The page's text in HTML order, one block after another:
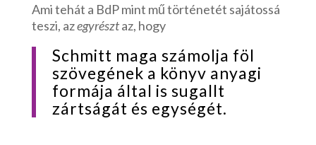
Ami tehát a BdP mint mű történetét sajátossá
teszi, azegyrésztaz, hogy
Schmitt maga számolja föl
szövegének a könyv anyagi
formája által is sugallt
zártságát és egységét.